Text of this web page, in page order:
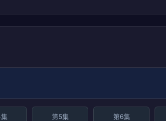
第5集 第6集